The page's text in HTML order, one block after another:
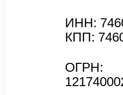
ИНН:
КПП:
ОГРН: